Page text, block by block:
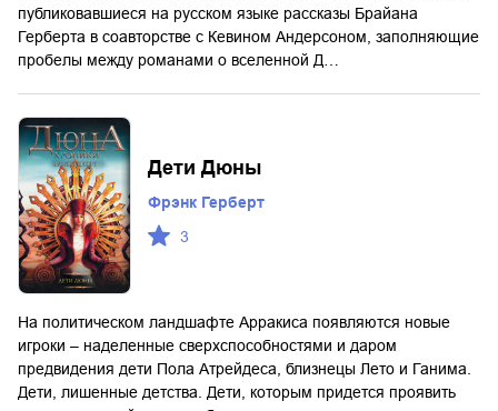
публиковавшиеся на русском языке рассказы Брайана
Герберта в соавторстве с Кевином Андерсоном, заполняющие
пробелы между романами о вселенной Д…
Дети Дюны
Фрэнк Герберт
3
На политическом ландшафте Арракиса появляются новые
игроки – наделенные сверхспособностями и даром
предвидения дети Пола Атрейдеса, близнецы Лето и Ганима.
Дети, лишенные детства. Дети, которым придется проявить